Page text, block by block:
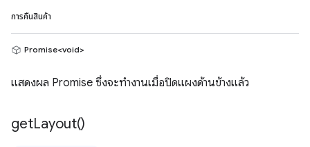
การคืนสินค้า
Promise<void>
แสดงผล Promise ซึ่งจะทำงานเมื่อปิดแผงด้านข้างแล้ว
getLayout()